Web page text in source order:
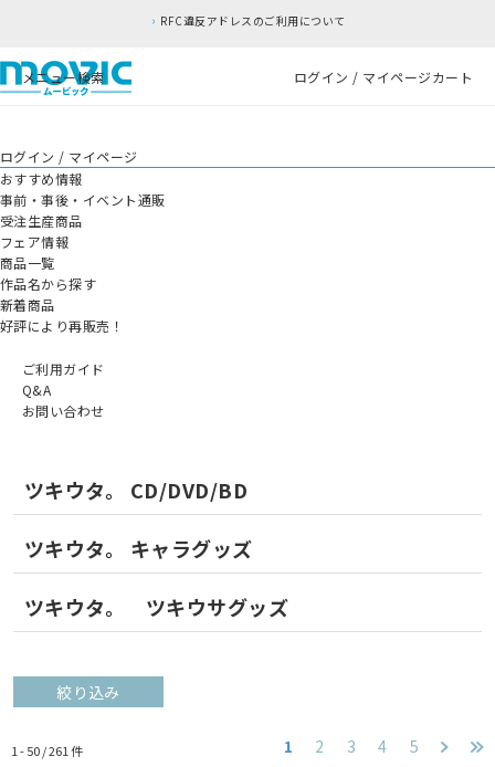
RFC違反アドレスのご利用について
メニュー検索 ログイン / マイページカート
ログイン / マイページ
おすすめ情報
事前・事後・イベント通販
受注生産商品
フェア情報
商品一覧
作品名から探す
新着商品
好評により再販売！
ご利用ガイド
Q&A
お問い合わせ
ツキウタ。 CD/DVD/BD
ツキウタ。 キャラグッズ
ツキウタ。 ツキウサグッズ
絞り込み
1 - 50 /261 件 1 2 3 4 5